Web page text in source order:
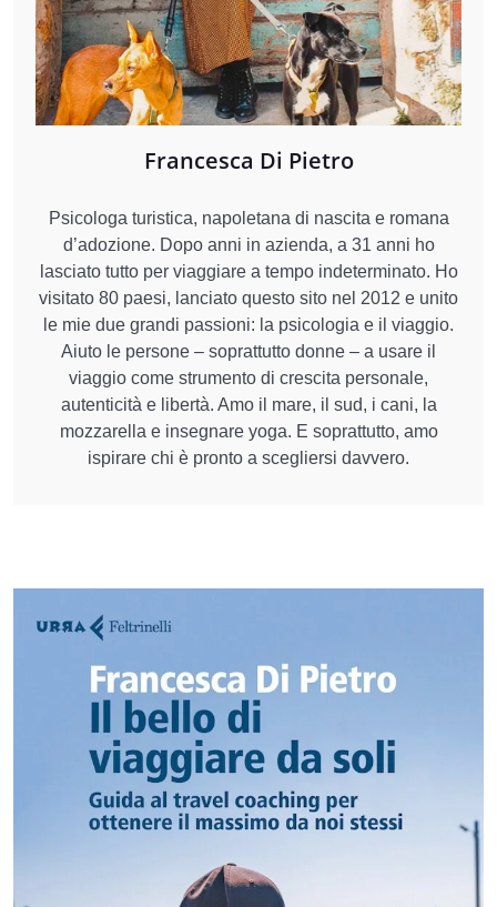
Francesca Di Pietro
Psicologa turistica, napoletana di nascita e romana
d’adozione. Dopo anni in azienda, a 31 anni ho
lasciato tutto per viaggiare a tempo indeterminato. Ho
visitato 80 paesi, lanciato questo sito nel 2012 e unito
le mie due grandi passioni: la psicologia e il viaggio.
Aiuto le persone – soprattutto donne – a usare il
viaggio come strumento di crescita personale,
autenticità e libertà. Amo il mare, il sud, i cani, la
mozzarella e insegnare yoga. E soprattutto, amo
ispirare chi è pronto a scegliersi davvero.